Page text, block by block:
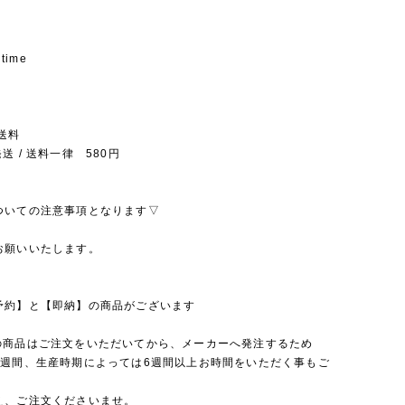
料
送 / 送料一律 580円
ての注意事項となります▽
いいたします。
約】と【即納】の商品がございます
品はご注文をいただいてから、メーカーへ発注するため
間、生産時期によっては6週間以上お時間をいただく事もご
ご注文くださいませ。